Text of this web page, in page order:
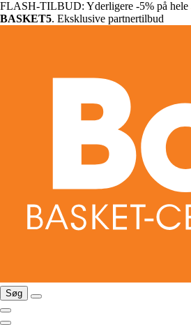
FLASH-TILBUD: Yderligere -5% på hele
BASKET5. Eksklusive partnertilbud
Søg